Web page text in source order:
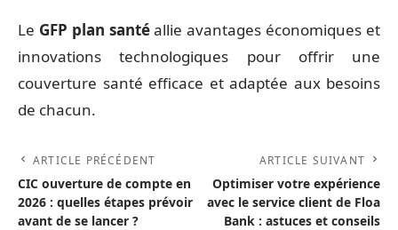
Le GFP plan santéallie avantages économiques et
innovations technologiques pour offrir une
couverture santé efficace et adaptée aux besoins
de chacun.
ARTICLE PRÉCÉDENT
CIC ouverture de compte en
2026 : quelles étapes prévoir
avant de se lancer ?
ARTICLE SUIVANT
Optimiser votre expérience
avec le service client de Floa
Bank : astuces et conseils